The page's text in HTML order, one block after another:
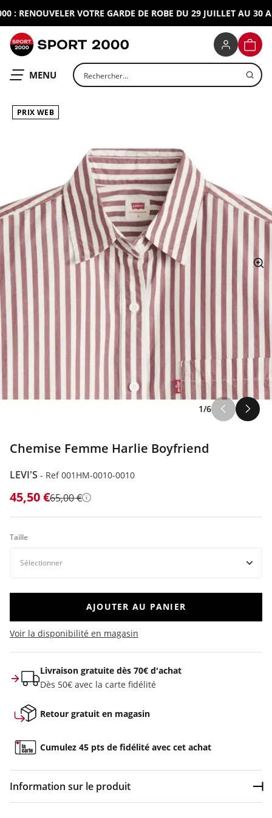
: RENOUVELER VOTRE GARDE DE ROBE DU 29 JUILLET AU 30
OUVRIR LE
MENU Rechercher un produit
PRIX WEB
1/6
Chemise Femme Harlie Boyfriend
LEVI'S - Ref 001HM-0010-0010
45,50 €65,00 € Détails
Taille
AJOUTER AU PANIER
Voir la disponibilité en magasin
Livraison gratuite dès 70€ d'achat
Dès 50€ avec la carte fidélité
Retour gratuit en magasin
Cumulez 45 pts de fidélité avec cet achat
Information sur le produit